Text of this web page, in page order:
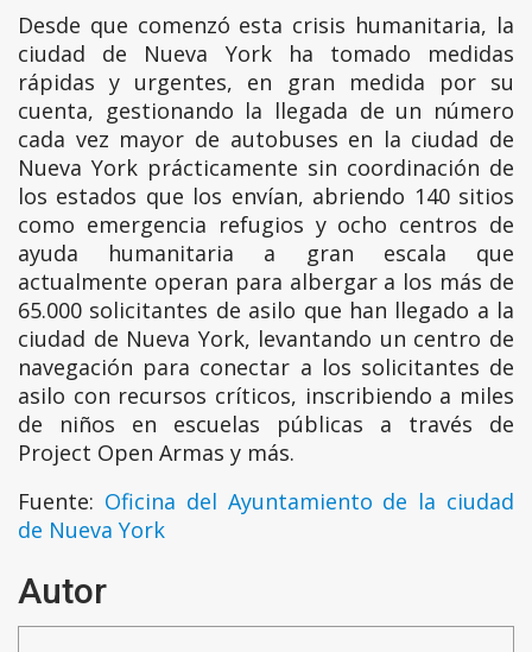
Desde que comenzó esta crisis humanitaria, la
ciudad de Nueva York ha tomado medidas
rápidas y urgentes, en gran medida por su
cuenta, gestionando la llegada de un número
cada vez mayor de autobuses en la ciudad de
Nueva York prácticamente sin coordinación de
los estados que los envían, abriendo 140 sitios
como emergencia refugios y ocho centros de
ayuda humanitaria a gran escala que
actualmente operan para albergar a los más de
65.000 solicitantes de asilo que han llegado a la
ciudad de Nueva York, levantando un centro de
navegación para conectar a los solicitantes de
asilo con recursos críticos, inscribiendo a miles
de niños en escuelas públicas a través de
Project Open Armas y más.
Fuente: Oficina del Ayuntamiento de la ciudad
de Nueva York
Autor